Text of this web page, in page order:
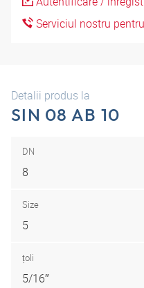
Serviciul nostru
Detalii produs la
SIN 08 AB 10
DN
8
Size
5
țoli
5/16″